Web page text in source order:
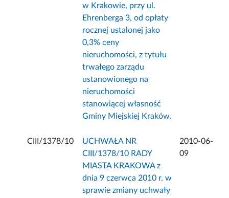
w Krakowie, przy ul.
Ehrenberga 3, od opłaty
rocznej ustalonej jako
0,3% ceny
nieruchomości, z tytułu
trwałego zarządu
ustanowionego na
nieruchomości
stanowiącej własność
Gminy Miejskiej Kraków.
CIII/1378/10
UCHWAŁA NR
CIII/1378/10 RADY
MIASTA KRAKOWA z
dnia 9 czerwca 2010 r. w
sprawie zmiany uchwały
2010-06-
09